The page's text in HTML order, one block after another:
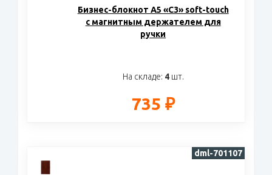
Бизнес-блокнот А5 «С3» soft-touch
с магнитным держателем для
ручки
На складе: 4шт.
735 ₽
dml-701107